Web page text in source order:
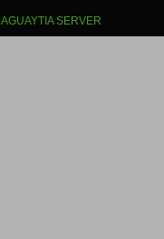
AGUAYTIA SERVER